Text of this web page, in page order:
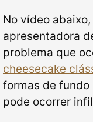
No vídeo
apresentadora
problema que
cheesecake
formas de fundo
pode ocorrer